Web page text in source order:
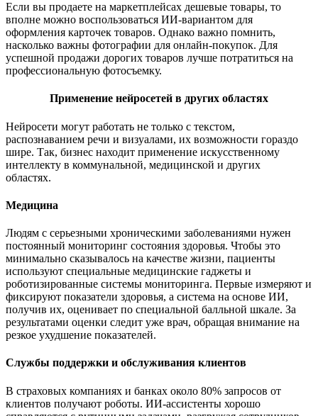
Если вы продаете на маркетплейсах дешевые товары, то
вполне можно воспользоваться ИИ-вариантом для
оформления карточек товаров. Однако важно помнить,
насколько важны фотографии для онлайн-покупок. Для
успешной продажи дорогих товаров лучше потратиться на
профессиональную фотосъемку.
Применение нейросетей в других областях
Нейросети могут работать не только с текстом,
распознаванием речи и визуалами, их возможности гораздо
шире. Так, бизнес находит применение искусственному
интеллекту в коммунальной, медицинской и других
областях.
Медицина
Людям с серьезными хроническими заболеваниями нужен
постоянный мониторинг состояния здоровья. Чтобы это
минимально сказывалось на качестве жизни, пациенты
используют специальные медицинские гаджеты и
роботизированные системы мониторинга. Первые измеряют и
фиксируют показатели здоровья, а система на основе ИИ,
получив их, оценивает по специальной балльной шкале. За
результатами оценки следит уже врач, обращая внимание на
резкое ухудшение показателей.
Службы поддержки и обслуживания клиентов
В страховых компаниях и банках около 80% запросов от
клиентов получают роботы. ИИ-ассистенты хорошо